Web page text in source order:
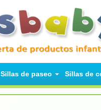
Sillas de paseo Sillas de